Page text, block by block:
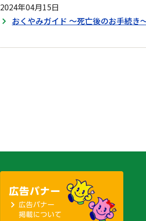
2024年04月15日
おくやみガイド ～死亡後のお手続き